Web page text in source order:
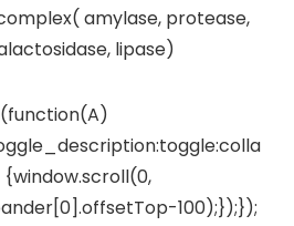
amylase, protease,
lipase)
100);});});